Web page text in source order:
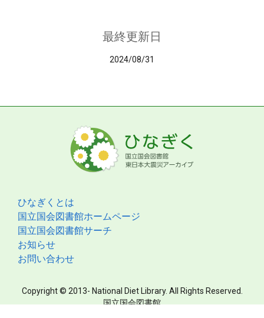
最終更新日
2024/08/31
ひなぎくとは
国立国会図書館ホームページ
国立国会図書館サーチ
お知らせ
お問い合わせ
Copyright © 2013- National Diet Library. All Rights Reserved.